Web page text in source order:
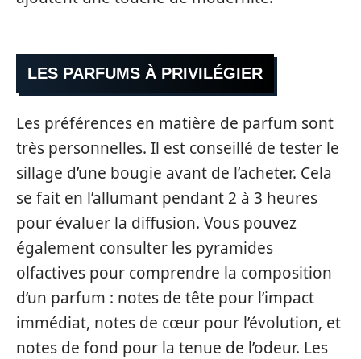
LES PARFUMS À PRIVILÉGIER
Les préférences en matière de parfum sont
très personnelles. Il est conseillé de tester le
sillage d’une bougie avant de l’acheter. Cela
se fait en l’allumant pendant 2 à 3 heures
pour évaluer la diffusion. Vous pouvez
également consulter les pyramides
olfactives pour comprendre la composition
d’un parfum : notes de tête pour l’impact
immédiat, notes de cœur pour l’évolution, et
notes de fond pour la tenue de l’odeur. Les